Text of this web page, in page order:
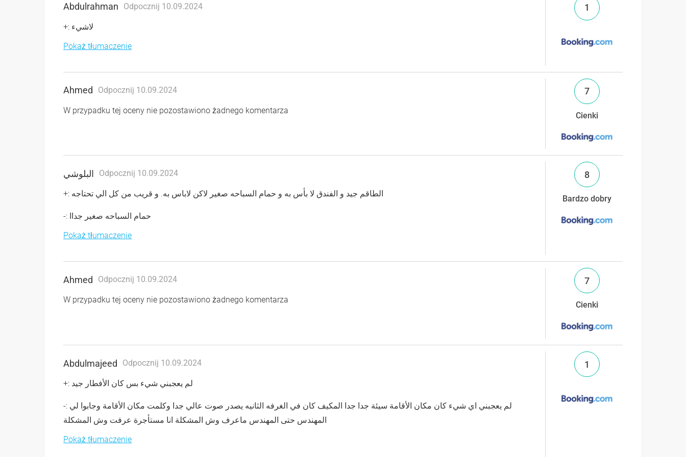
Abdulrahman Odpocznij 10.09.2024
+: لاشيء
Pokaż tłumaczenie
1
Ahmed Odpocznij 10.09.2024
W przypadku tej oceny nie pozostawiono żadnego komentarza
7
Cienki
البلوشي Odpocznij 10.09.2024
+: الطاقم جيد و الفندق لا بأس به و حمام السباحه صغير لاكن لاباس به. و قريب من كل الي تحتاجه
-: حمام السباحه صغير جداا
Pokaż tłumaczenie
8
Bardzo dobry
Ahmed Odpocznij 10.09.2024
W przypadku tej oceny nie pozostawiono żadnego komentarza
7
Cienki
Abdulmajeed Odpocznij 10.09.2024
+: لم يعجبني شيء بس كان الأفطار جيد
-: لم يعجبني اي شيء كان مكان الأقامة سيئة جدا جدا المكيف كان في الغرفه الثانيه يصدر صوت عالي جدا وكلمت مكان الأقامة وجابوا لي
المهندس حتى المهندس ماعرف وش المشكلة انا مستأجرة عرفت وش المشكلة
Pokaż tłumaczenie
1